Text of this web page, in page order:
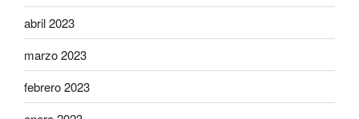
abril 2023
marzo 2023
febrero 2023